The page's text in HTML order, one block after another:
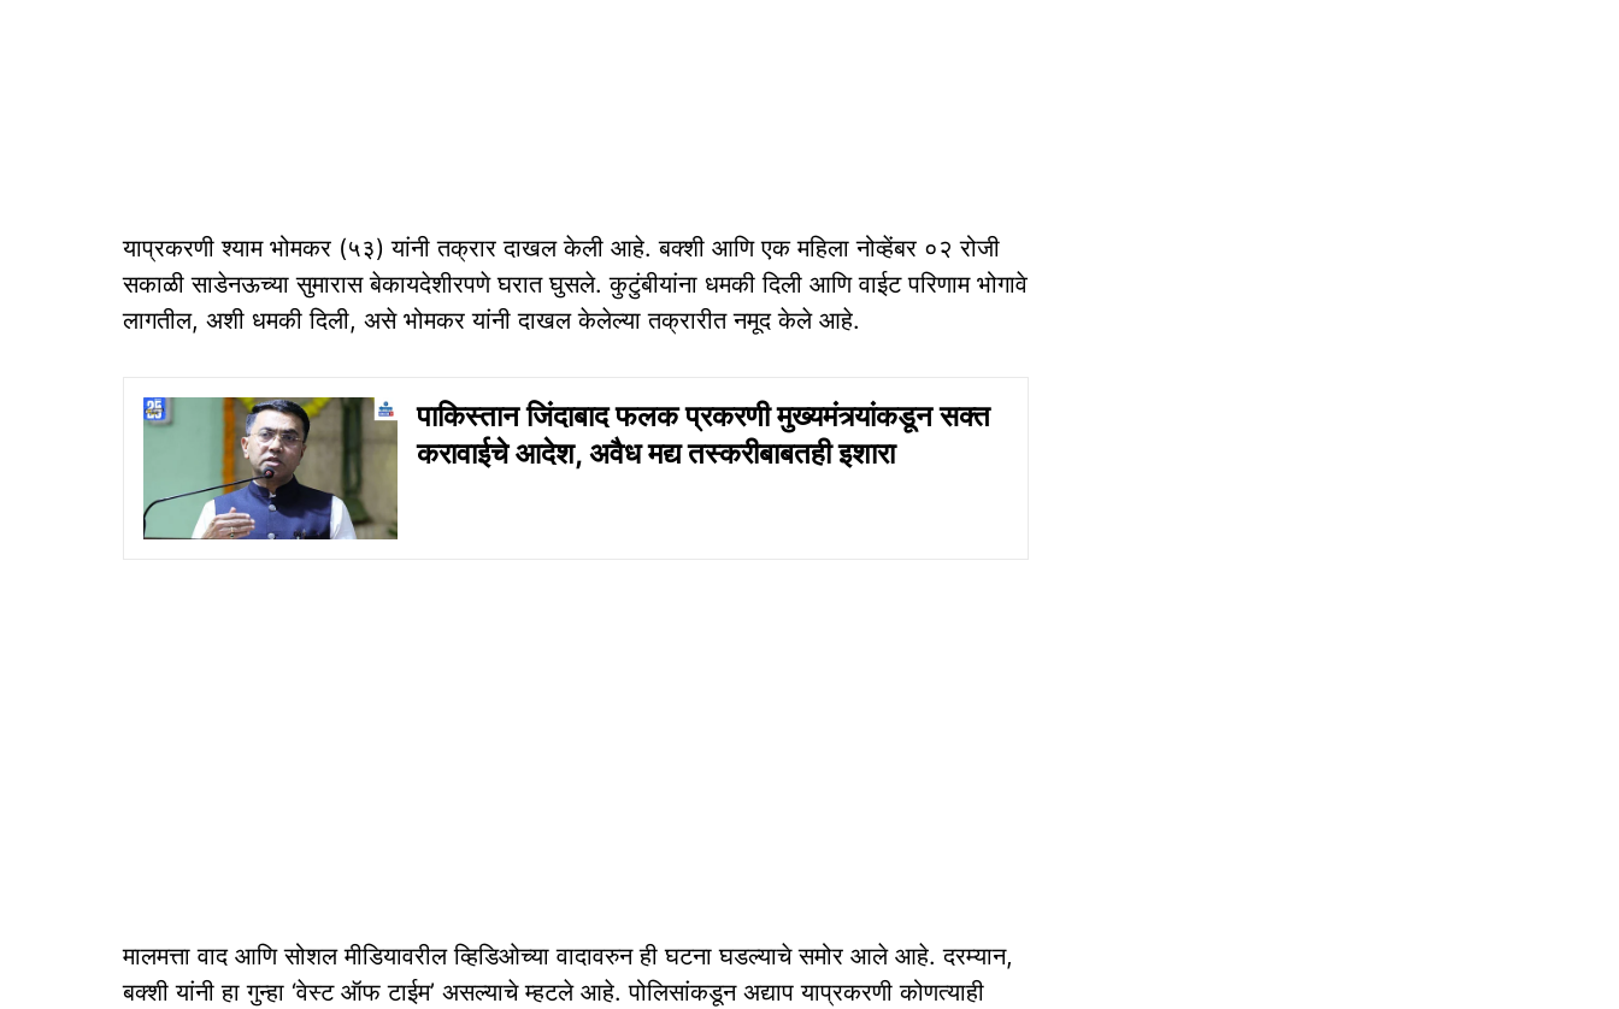
याप्रकरणी श्याम भोमकर (५३) यांनी तक्रार दाखल केली आहे. बक्शी आणि एक महिला नोव्हेंबर ०२ रोजी
सकाळी साडेनऊच्या सुमारास बेकायदेशीरपणे घरात घुसले. कुटुंबीयांना धमकी दिली आणि वाईट परिणाम भोगावे
लागतील, अशी धमकी दिली, असे भोमकर यांनी दाखल केलेल्या तक्रारीत नमूद केले आहे.
पाकिस्तान जिंदाबाद फलक प्रकरणी मुख्यमंत्र्यांकडून सक्त
करावाईचे आदेश, अवैध मद्य तस्करीबाबतही इशारा
मालमत्ता वाद आणि सोशल मीडियावरील व्हिडिओच्या वादावरुन ही घटना घडल्याचे समोर आले आहे. दरम्यान,
बक्शी यांनी हा गुन्हा ‘वेस्ट ऑफ टाईम’ असल्याचे म्हटले आहे. पोलिसांकडून अद्याप याप्रकरणी कोणत्याही